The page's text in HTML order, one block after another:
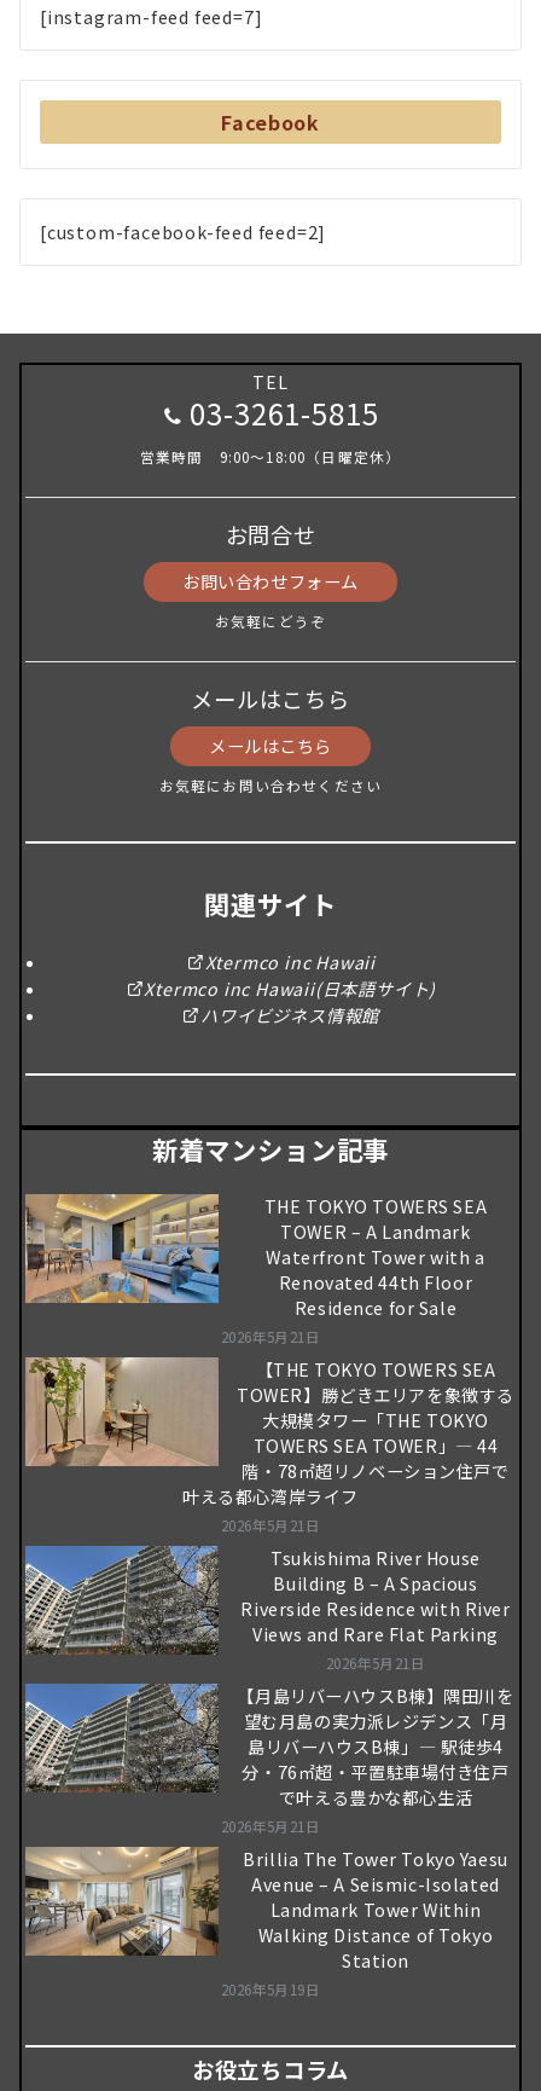
[instagram-feed feed=7]
Facebook
[custom-facebook-feed feed=2]
TEL
03-3261-5815
営業時間 9:00～18:00（日曜定休）
お問合せ
お問い合わせフォーム
お気軽にどうぞ
メールはこちら
メールはこちら
お気軽にお問い合わせください
関連サイト
Xtermco inc Hawaii
Xtermco inc Hawaii(日本語サイト)
ハワイビジネス情報館
新着マンション記事
THE TOKYO TOWERS SEA
TOWER – A Landmark
Waterfront Tower with a
Renovated 44th Floor
Residence for Sale
2026年5月21日
【THE TOKYO TOWERS SEA
TOWER】勝どきエリアを象徴する
大規模タワー「THE TOKYO
TOWERS SEA TOWER」― 44
階・78㎡超リノベーション住戸で
叶える都心湾岸ライフ
2026年5月21日
Tsukishima River House
Building B – A Spacious
Riverside Residence with River
Views and Rare Flat Parking
2026年5月21日
【月島リバーハウスB棟】隅田川を
望む月島の実力派レジデンス「月
島リバーハウスB棟」― 駅徒歩4
分・76㎡超・平置駐車場付き住戸
で叶える豊かな都心生活
2026年5月21日
Brillia The Tower Tokyo Yaesu
Avenue – A Seismic-Isolated
Landmark Tower Within
Walking Distance of Tokyo
Station
2026年5月19日
お役立ちコラム